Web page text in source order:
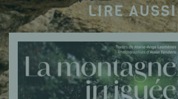
LIRE AUSSI